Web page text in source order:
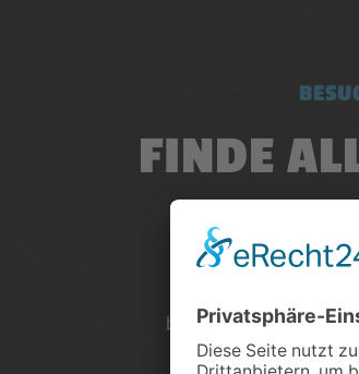
FINDE
beeindruckende
Ort erhältst du